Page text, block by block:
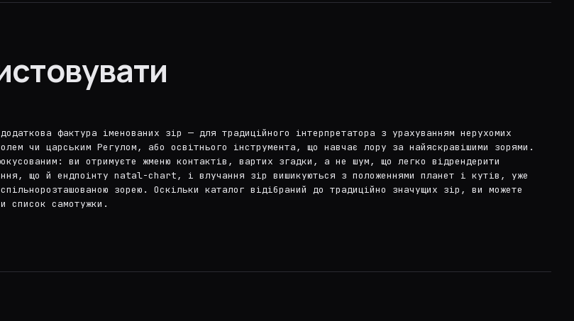
фактура іменованих зір — для традиційного інтерпретатора з урахуванням нерухомих
чи царським Регулом, або освітнього інструмента, що навчає лору за найяскравішими зорями.
ви отримуєте жменю контактів, вартих згадки, а не шум, що легко відрендерити
що й ендпоінту natal-chart, і влучання зір вишикуються з положеннями планет і кутів, уже
зорею. Оскільки каталог відібраний до традиційно значущих зір, ви можете
список самотужки.